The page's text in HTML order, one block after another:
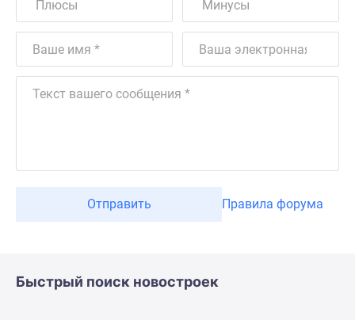
Отправить Правила форума
Быстрый поиск новостроек